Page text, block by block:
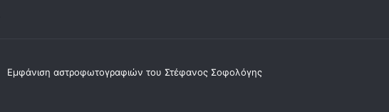
Εμφάνιση αστροφωτογραφιών του Στέφανος Σοφολόγης